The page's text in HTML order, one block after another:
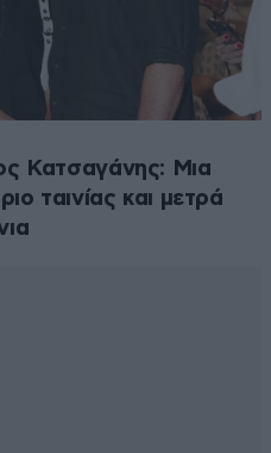
Κατσαγάνης: Μια
ταινίας και μετρά